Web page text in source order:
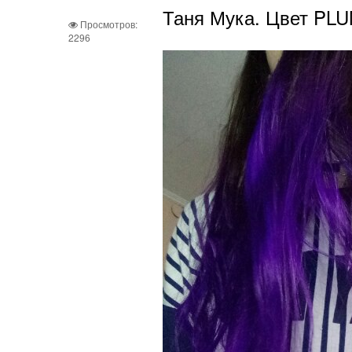
Просмотров:
2296
Таня Мука. Цвет